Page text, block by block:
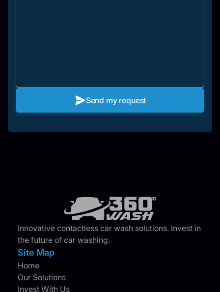
Send my request
Innovative contactless car wash solutions. Invest in
the future of car washing.
Site Map
Home
Our Solutions
Invest With Us